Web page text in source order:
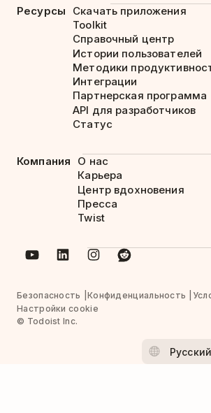
Ресурсы
Скачать приложения
Toolkit
Справочный центр
Истории пользователей
Методики
Интеграции
Партнерская программа
API для разработчиков
Статус
Компания
О нас
Карьера
Центр вдохновения
Пресса
Twist
Безопасность Конфиденциальность
Настройки cookie
© Todoist Inc.